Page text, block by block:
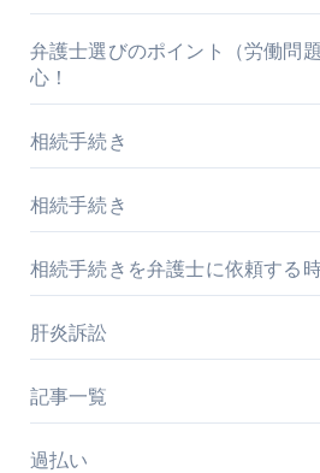
弁護士選びのポイント（労働問
心！
相続手続き
相続手続き
相続手続きを弁護士に依頼する
肝炎訴訟
記事一覧
過払い